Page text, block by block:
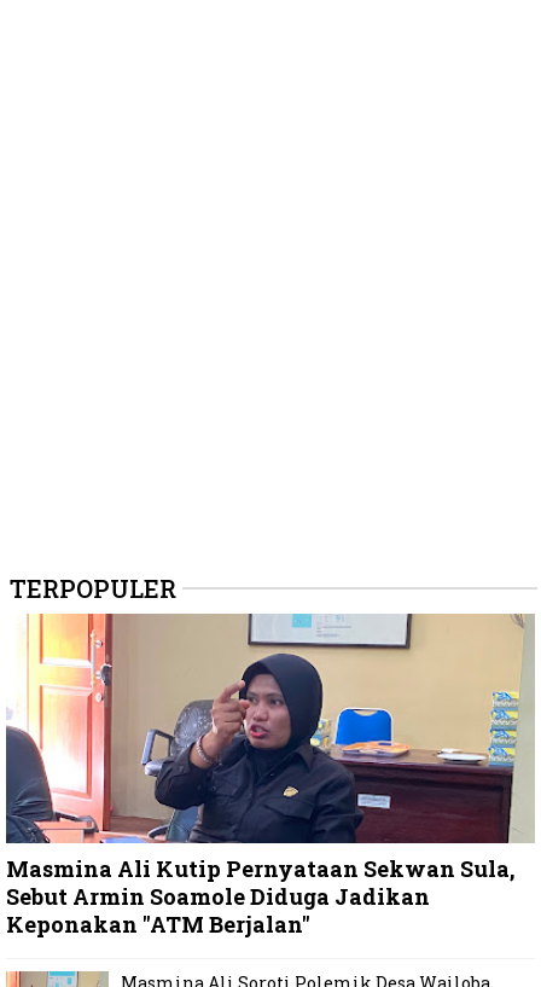
TERPOPULER
Masmina Ali Kutip Pernyataan Sekwan Sula,
Sebut Armin Soamole Diduga Jadikan
Keponakan "ATM Berjalan"